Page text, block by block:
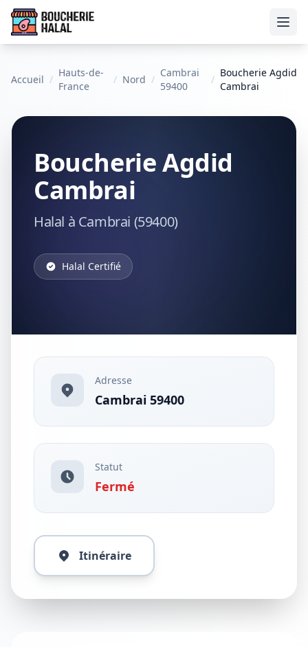
Accueil /
Hauts-de-
France
/ Nord /
Cambrai
59400
/
Boucherie Agdid
Cambrai
Boucherie Agdid
Cambrai
Halal à Cambrai (59400)
Halal Certifié
Adresse
Cambrai 59400
Statut
Fermé
Itinéraire